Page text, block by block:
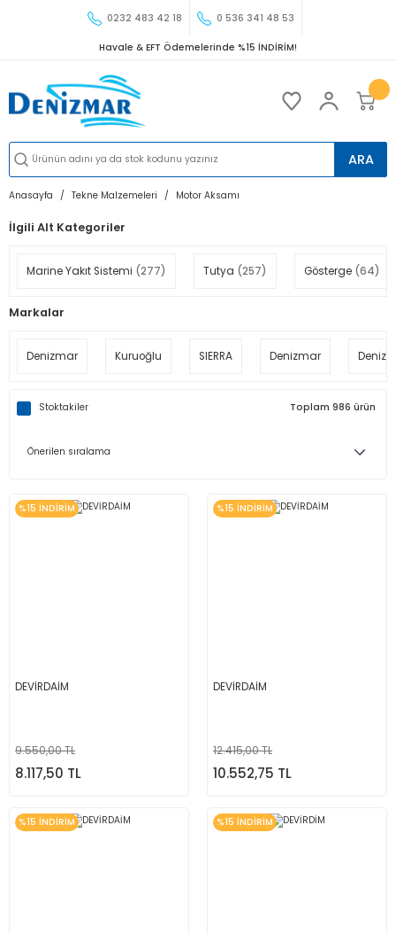
0232 483 42 18 0 536 341 48 53
Havale & EFT Ödemelerinde %15 İNDİRİM!
ARA
Anasayfa Tekne Malzemeleri Motor Aksamı
İlgili Alt Kategoriler
Marine Yakıt Sistemi (277) Tutya (257) Gösterge (64)
Markalar
Denizmar Kuruoğlu SIERRA Denizmar
Stoktakiler Toplam 986 ürün
%15 İNDİRİM
DEVİRDAİM
9.550,00 TL
8.117,50 TL
%15 İNDİRİM
DEVİRDAİM
12.415,00 TL
10.552,75 TL
%15 İNDİRİM %15 İNDİRİM